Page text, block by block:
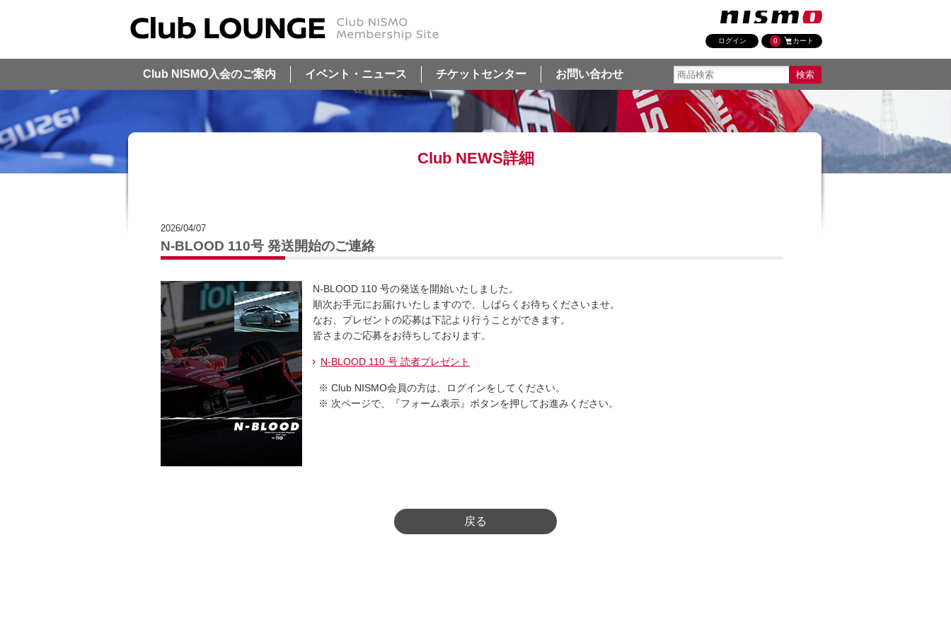
ログイン 0 カート
Club NISMO入会のご案内 イベント・ニュース チケットセンター お問い合わせ
Club NEWS詳細
2026/04/07
N-BLOOD 110号 発送開始のご連絡
N-BLOOD 110 号の発送を開始いたしました。
順次お手元にお届けいたしますので、しばらくお待ちくださいませ。
なお、プレゼントの応募は下記より行うことができます。
皆さまのご応募をお待ちしております。
N-BLOOD 110 号 読者プレゼント
※ Club NISMO会員の方は、ログインをしてください。
※ 次ページで、『フォーム表示』ボタンを押してお進みください。
戻る